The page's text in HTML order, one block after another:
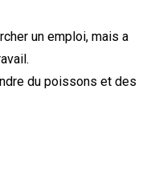
un emploi, mais a
du poissons et des